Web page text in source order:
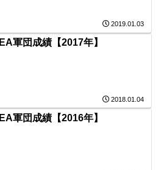
2019.01.03
EA軍団成績【2017年】
2018.01.04
EA軍団成績【2016年】